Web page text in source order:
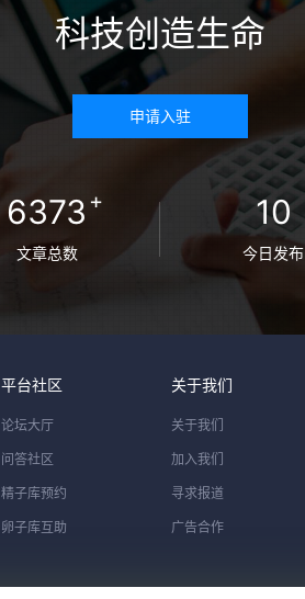
科技创造生命
申请入驻
6373 +
文章总数
10
今日发布
平台社区
论坛大厅
问答社区
精子库预约
卵子库互助
关于我们
关于我们
加入我们
寻求报道
广告合作